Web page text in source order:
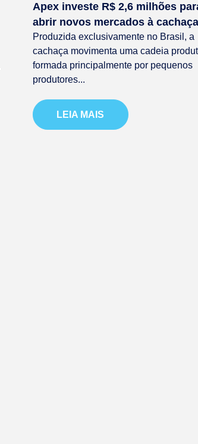
Apex investe R$ 2,6 milhões
abrir novos mercados à cachaça
Produzida exclusivamente no Brasil, a
cachaça movimenta uma cadeia
formada principalmente por pequenos
produtores...
LEIA MAIS